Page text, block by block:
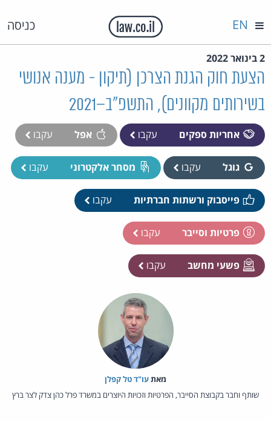
כניסה EN
2 בינואר 2022
הצעת חוק הגנת הצרכן (תיקון - מענה אנושי
בשירותים מקוונים), התשפ"ב–2021
אחריות ספקים עקבו אפל עקבו
גוגל עקבו מסחר אלקטרוני עקבו
פייסבוק ורשתות חברתיות עקבו
פרטיות וסייבר עקבו
פשעי מחשב עקבו
מאת‏עו"ד טל קפלן
שותף וחבר בקבוצת הסייבר, הפרטיות וזכויות היוצרים במשרד פרל כהן צדק לצר ברץ